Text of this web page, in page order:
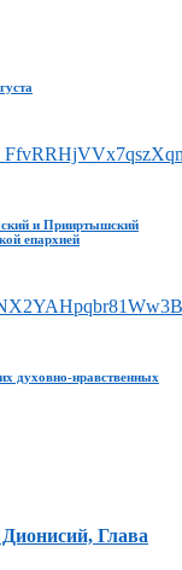
и Прииртышский
епархией
духовно-нравственных
Глава